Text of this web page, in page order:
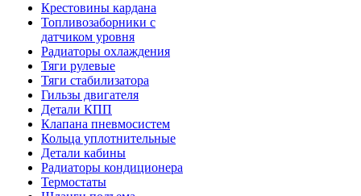
Крестовины кардана
Топливозаборники с
датчиком уровня
Радиаторы охлаждения
Тяги рулевые
Тяги стабилизатора
Гильзы двигателя
Детали КПП
Клапана пневмосистем
Кольца уплотнительные
Детали кабины
Радиаторы кондиционера
Термостаты